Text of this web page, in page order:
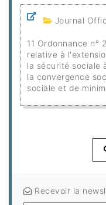
Journal
11 Ordonnance
relative à
la sécurité sociale
la convergence
sociale et de
Recevoir la